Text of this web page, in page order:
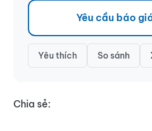
Yêu cầu báo
Yêu thích So sánh
Chia sẻ: